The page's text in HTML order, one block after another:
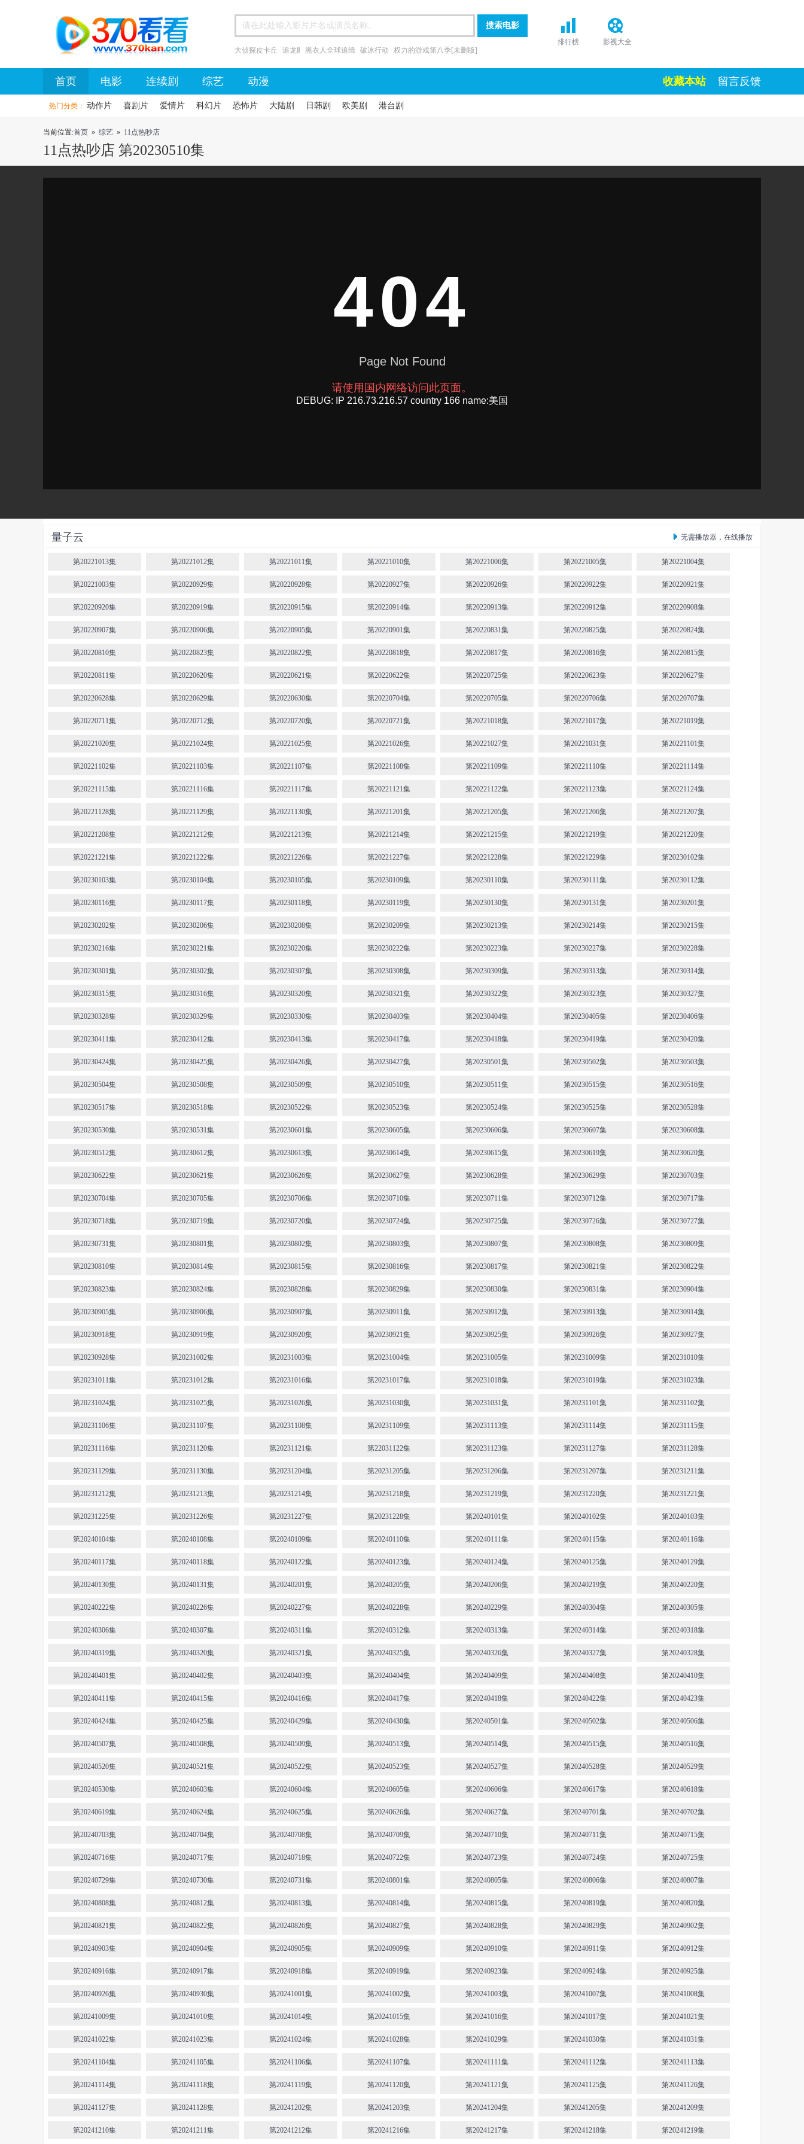
首页
大侦探皮卡丘 追龙Ⅱ 黑衣人全球追缉 破冰行动 权力的游戏第八季[未删版]
排行榜 影视大全
首页 电影 连续剧 综艺 动漫 收藏本站 留言反馈
热门分类： 动作片 喜剧片 爱情片 科幻片 恐怖片 大陆剧 日韩剧 欧美剧 港台剧
当前位置:首页 » 综艺 » 11点热吵店
11点热吵店 第20230510集
量子云 无需播放器，在线播放
第20221013集 第20221012集 第20221011集 第20221010集 第20221006集 第20221005集 第20221004集
第20221003集 第20220929集 第20220928集 第20220927集 第20220926集 第20220922集 第20220921集
第20220920集 第20220919集 第20220915集 第20220914集 第20220913集 第20220912集 第20220908集
第20220907集 第20220906集 第20220905集 第20220901集 第20220831集 第20220825集 第20220824集
第20220810集 第20220823集 第20220822集 第20220818集 第20220817集 第20220816集 第20220815集
第20220811集 第20220620集 第20220621集 第20220622集 第20220725集 第20220623集 第20220627集
第20220628集 第20220629集 第20220630集 第20220704集 第20220705集 第20220706集 第20220707集
第20220711集 第20220712集 第20220720集 第20220721集 第20221018集 第20221017集 第20221019集
第20221020集 第20221024集 第20221025集 第20221026集 第20221027集 第20221031集 第20221101集
第20221102集 第20221103集 第20221107集 第20221108集 第20221109集 第20221110集 第20221114集
第20221115集 第20221116集 第20221117集 第20221121集 第20221122集 第20221123集 第20221124集
第20221128集 第20221129集 第20221130集 第20221201集 第20221205集 第20221206集 第20221207集
第20221208集 第20221212集 第20221213集 第20221214集 第20221215集 第20221219集 第20221220集
第20221221集 第20221222集 第20221226集 第20221227集 第20221228集 第20221229集 第20230102集
第20230103集 第20230104集 第20230105集 第20230109集 第20230110集 第20230111集 第20230112集
第20230116集 第20230117集 第20230118集 第20230119集 第20230130集 第20230131集 第20230201集
第20230202集 第20230206集 第20230208集 第20230209集 第20230213集 第20230214集 第20230215集
第20230216集 第20230221集 第20230220集 第20230222集 第20230223集 第20230227集 第20230228集
第20230301集 第20230302集 第20230307集 第20230308集 第20230309集 第20230313集 第20230314集
第20230315集 第20230316集 第20230320集 第20230321集 第20230322集 第20230323集 第20230327集
第20230328集 第20230329集 第20230330集 第20230403集 第20230404集 第20230405集 第20230406集
第20230411集 第20230412集 第20230413集 第20230417集 第20230418集 第20230419集 第20230420集
第20230424集 第20230425集 第20230426集 第20230427集 第20230501集 第20230502集 第20230503集
第20230504集 第20230508集 第20230509集 第20230510集 第20230511集 第20230515集 第20230516集
第20230517集 第20230518集 第20230522集 第20230523集 第20230524集 第20230525集 第20230528集
第20230530集 第20230531集 第20230601集 第20230605集 第20230606集 第20230607集 第20230608集
第20230512集 第20230612集 第20230613集 第20230614集 第20230615集 第20230619集 第20230620集
第20230622集 第20230621集 第20230626集 第20230627集 第20230628集 第20230629集 第20230703集
第20230704集 第20230705集 第20230706集 第20230710集 第20230711集 第20230712集 第20230717集
第20230718集 第20230719集 第20230720集 第20230724集 第20230725集 第20230726集 第20230727集
第20230731集 第20230801集 第20230802集 第20230803集 第20230807集 第20230808集 第20230809集
第20230810集 第20230814集 第20230815集 第20230816集 第20230817集 第20230821集 第20230822集
第20230823集 第20230824集 第20230828集 第20230829集 第20230830集 第20230831集 第20230904集
第20230905集 第20230906集 第20230907集 第20230911集 第20230912集 第20230913集 第20230914集
第20230918集 第20230919集 第20230920集 第20230921集 第20230925集 第20230926集 第20230927集
第20230928集 第20231002集 第20231003集 第20231004集 第20231005集 第20231009集 第20231010集
第20231011集 第20231012集 第20231016集 第20231017集 第20231018集 第20231019集 第20231023集
第20231024集 第20231025集 第20231026集 第20231030集 第20231031集 第20231101集 第20231102集
第20231106集 第20231107集 第20231108集 第20231109集 第20231113集 第20231114集 第20231115集
第20231116集 第20231120集 第20231121集 第22031122集 第20231123集 第20231127集 第20231128集
第20231129集 第20231130集 第20231204集 第20231205集 第20231206集 第20231207集 第20231211集
第20231212集 第20231213集 第20231214集 第20231218集 第20231219集 第20231220集 第20231221集
第20231225集 第20231226集 第20231227集 第20231228集 第20240101集 第20240102集 第20240103集
第20240104集 第20240108集 第20240109集 第20240110集 第20240111集 第20240115集 第20240116集
第20240117集 第20240118集 第20240122集 第20240123集 第20240124集 第20240125集 第20240129集
第20240130集 第20240131集 第20240201集 第20240205集 第20240206集 第20240219集 第20240220集
第20240222集 第20240226集 第20240227集 第20240228集 第20240229集 第20240304集 第20240305集
第20240306集 第20240307集 第20240311集 第20240312集 第20240313集 第20240314集 第20240318集
第20240319集 第20240320集 第20240321集 第20240325集 第20240326集 第20240327集 第20240328集
第20240401集 第20240402集 第20240403集 第20240404集 第20240409集 第20240408集 第20240410集
第20240411集 第20240415集 第20240416集 第20240417集 第20240418集 第20240422集 第20240423集
第20240424集 第20240425集 第20240429集 第20240430集 第20240501集 第20240502集 第20240506集
第20240507集 第20240508集 第20240509集 第20240513集 第20240514集 第20240515集 第20240516集
第20240520集 第20240521集 第20240522集 第20240523集 第20240527集 第20240528集 第20240529集
第20240530集 第20240603集 第20240604集 第20240605集 第20240606集 第20240617集 第20240618集
第20240619集 第20240624集 第20240625集 第20240626集 第20240627集 第20240701集 第20240702集
第20240703集 第20240704集 第20240708集 第20240709集 第20240710集 第20240711集 第20240715集
第20240716集 第20240717集 第20240718集 第20240722集 第20240723集 第20240724集 第20240725集
第20240729集 第20240730集 第20240731集 第20240801集 第20240805集 第20240806集 第20240807集
第20240808集 第20240812集 第20240813集 第20240814集 第20240815集 第20240819集 第20240820集
第20240821集 第20240822集 第20240826集 第20240827集 第20240828集 第20240829集 第20240902集
第20240903集 第20240904集 第20240905集 第20240909集 第20240910集 第20240911集 第20240912集
第20240916集 第20240917集 第20240918集 第20240919集 第20240923集 第20240924集 第20240925集
第20240926集 第20240930集 第20241001集 第20241002集 第20241003集 第20241007集 第20241008集
第20241009集 第20241010集 第20241014集 第20241015集 第20241016集 第20241017集 第20241021集
第20241022集 第20241023集 第20241024集 第20241028集 第20241029集 第20241030集 第20241031集
第20241104集 第20241105集 第20241106集 第20241107集 第20241111集 第20241112集 第20241113集
第20241114集 第20241118集 第20241119集 第20241120集 第20241121集 第20241125集 第20241126集
第20241127集 第20241128集 第20241202集 第20241203集 第20241204集 第20241205集 第20241209集
第20241210集 第20241211集 第20241212集 第20241216集 第20241217集 第20241218集 第20241219集